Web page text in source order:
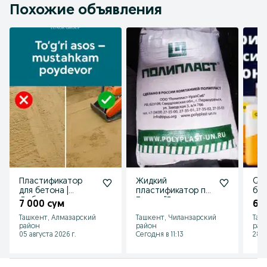
Похожие объявления
Пластификатор
для бетона |
Добавки для
бетона | Ташкент
7 000 сум
Ташкент, Алмазарский
район
05 августа 2026 г.
Жидкий
пластификатор по.
пигменты и т.д
Ташкент, Чиланзарский
район
Сегодня в 11:13
65
28